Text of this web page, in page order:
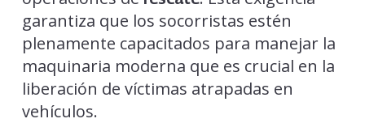
garantiza que los socorristas estén
plenamente capacitados para manejar la
maquinaria moderna que es crucial en la
liberación de víctimas atrapadas en
vehículos.